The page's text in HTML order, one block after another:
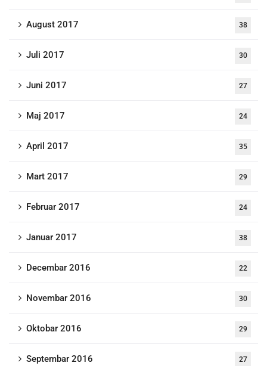
August 2017 38
Juli 2017 30
Juni 2017 27
Maj 2017 24
April 2017 35
Mart 2017 29
Februar 2017 24
Januar 2017 38
Decembar 2016 22
Novembar 2016 30
Oktobar 2016 29
Septembar 2016 27